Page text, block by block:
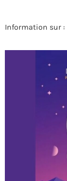
Information sur :